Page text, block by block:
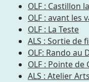
OLF : Castillon
OLF : avant les
OLF : La Teste
ALS : Sortie de
OLF: Rando au
OLF : Pointe de
ALS : Atelier